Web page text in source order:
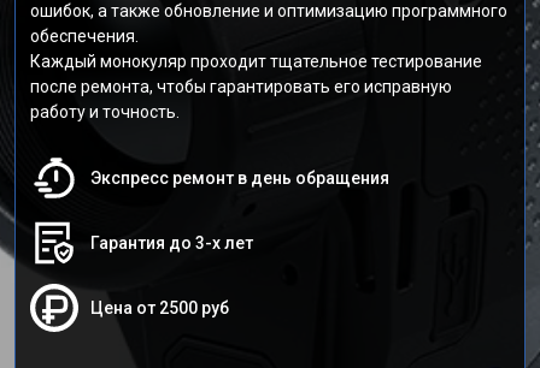
ошибок, а также обновление и оптимизацию программного
обеспечения.
Каждый монокуляр проходит тщательное тестирование
после ремонта, чтобы гарантировать его исправную
работу и точность.
Экспресс ремонт в день обращения
Гарантия до 3-х лет
Цена от 2500 руб